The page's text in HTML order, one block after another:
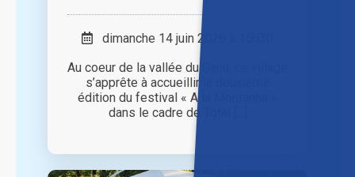
dimanche 14 juin 2026 à 15h30
Au coeur de la vallée du Gijou, ce village
s’apprête à accueillir la deuxième
édition du festival « A la Montanha »
dans le cadre de Total [...]